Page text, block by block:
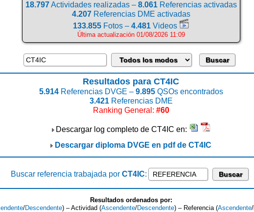
18.797Actividades realizadas – 8.061Referencias activadas
4.207Referencias DME activadas
133.855 Fotos – 4.481 Videos
Última actualización 01/08/2026 11:09
Resultados para CT4IC
5.914Referencias DVGE – 9.895QSOs encontrados
3.421Referencias DME
Ranking General: #60
Descargar log completo de CT4IC en:
Descargar diploma DVGE en pdf de CT4IC
Buscar referencia trabajada por CT4IC:
Resultados ordenados por:
/Descendente) – Actividad (Ascendente/Descendente) – Referencia (Ascendente/